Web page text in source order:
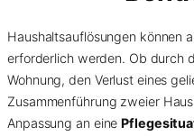
Haushaltsauflösungen können
erforderlich werden. Ob durch
Wohnung, den Verlust eines
Zusammenführung zweier
Anpassung an eine